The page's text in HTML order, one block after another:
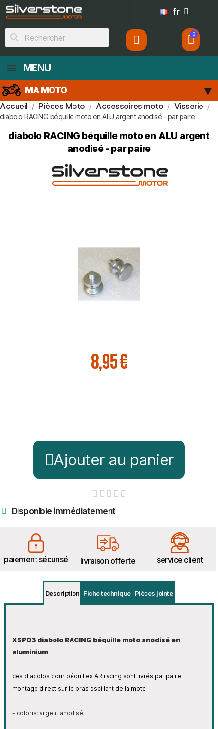
fr
search
MENU
MA MOTO
Accueil Pièces Moto Accessoires moto Visserie
diabolo RACING béquille moto en ALU argent anodisé - par paire
diabolo RACING béquille moto en ALU argent
anodisé - par paire
8,95 €
Ajouter au panier
    
Disponible immédiatement
paiement sécurisé livraison offerte service client
Description Fiche technique Pièces jointe
XSP03 diabolo RACING béquille moto anodisé en
aluminium
ces diabolos pour béquilles AR racing sont livrés par paire
montage direct sur le bras oscillant de la moto
- coloris: argent anodisé